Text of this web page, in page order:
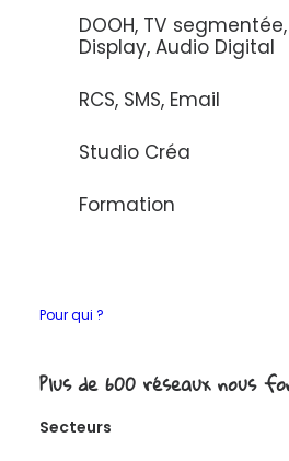
DOOH, TV segmentée,
Display, Audio Digital
RCS, SMS, Email
Studio Créa
Formation
Pour qui ?
Plus de 600 réseaux nous
Secteurs
Si vous souhaitez en savoir
contactez-
Ce que vous
faire avec
unilatérale